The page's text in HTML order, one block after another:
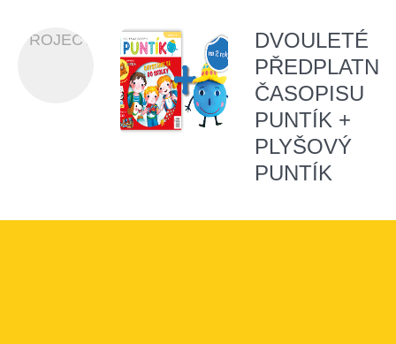
PROJECT
DVOULETÉ
PŘEDPLATNÉ
ČASOPISU
PUNTÍK +
PLYŠOVÝ
PUNTÍK